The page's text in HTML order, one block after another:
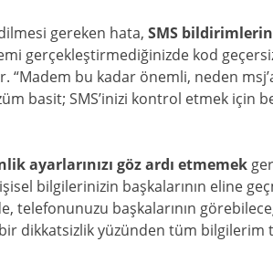
gereken hata, SMS
gerçekleştirmediğinizde kod
“Madem bu kadar önemli, neden
basit; SMS’inizi kontrol etmek için
ayarlarınızı göz ardı etmemek
bilgilerinizin başkalarının eline
telefonunuzu başkalarının
dikkatsizlik yüzünden tüm